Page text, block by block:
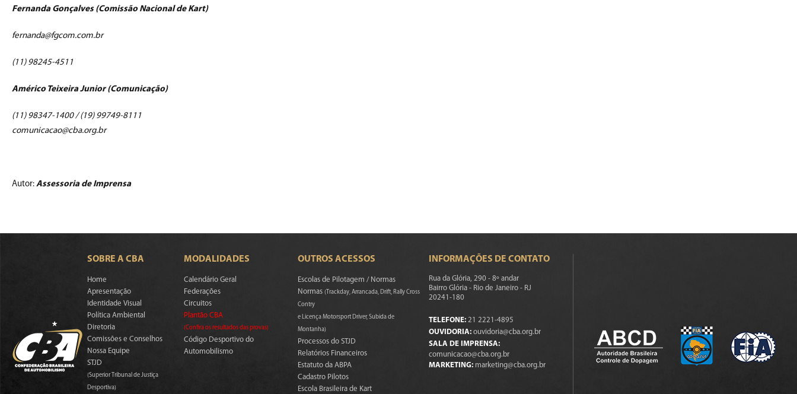
Fernanda Gonçalves (Comissão Nacional de Kart)
fernanda@fgcom.com.br
(11) 98245-4511
Américo Teixeira Junior (Comunicação)
(11) 98347-1400 / (19) 99749-8111
comunicacao@cba.org.br
Autor: Assessoria de Imprensa
SOBRE A CBA
Home
Apresentação
Identidade Visual
Política Ambiental
Diretoria
Comissões e Conselhos
Nossa Equipe
STJD
(Superior Tribunal de Justiça
Desportiva)
MODALIDADES
Calendário Geral
Federações
Circuitos
Plantão CBA
(Confira os resultados das provas)
Código Desportivo do
Automobilismo
OUTROS ACESSOS
Escolas de Pilotagem / Normas
Normas(Trackday, Arrancada, Drift, Rally Cross
Contry
e Licença Motorsport Driver, Subida de
Montanha)
Processos do STJD
Relatórios Financeiros
Estatuto da ABPA
Cadastro Pilotos
Escola Brasileira de Kart
INFORMAÇÕES DE CONTATO
Rua da Glória, 290 - 8º andar
Bairro Glória - Rio de Janeiro - RJ
20241-180
TELEFONE: 21 2221-4895
OUVIDORIA: ouvidoria@cba.org.br
SALA DE IMPRENSA:
comunicacao@cba.org.br
MARKETING: marketing@cba.org.br